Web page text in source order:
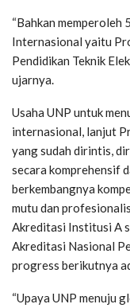
“Bahkan
Internasional yaitu
Pendidikan Teknik
ujarnya.
Usaha UNP untuk
internasional, lanjut
yang sudah dirintis,
secara komprehensif
berkembangnya
mutu dan
Akreditasi Institusi A
Akreditasi Nasional
progress berikutnya
“Upaya UNP menuju